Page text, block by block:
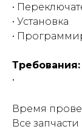
•
• Установка
•
Требования:
•
Время
Все